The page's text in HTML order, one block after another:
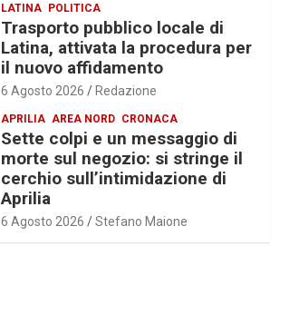
LATINA POLITICA
Trasporto pubblico locale di
Latina, attivata la procedura per
il nuovo affidamento
6 Agosto 2026 Redazione
APRILIA AREA NORD CRONACA
Sette colpi e un messaggio di
morte sul negozio: si stringe il
cerchio sull’intimidazione di
Aprilia
6 Agosto 2026 Stefano Maione